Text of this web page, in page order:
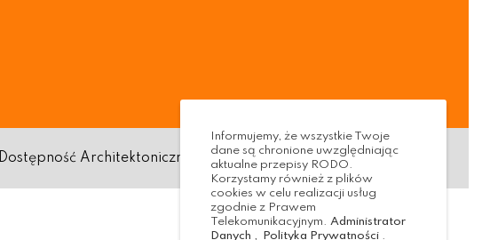
Dostępność Architektoniczna Standardy ochrony małoletnich
Informujemy, że wszystkie Twoje
dane są chronione uwzględniając
aktualne przepisy RODO.
Korzystamy również z plików
cookies w celu realizacji usług
zgodnie z Prawem
Telekomunikacyjnym. Administrator
Danych , Polityka Prywatności .